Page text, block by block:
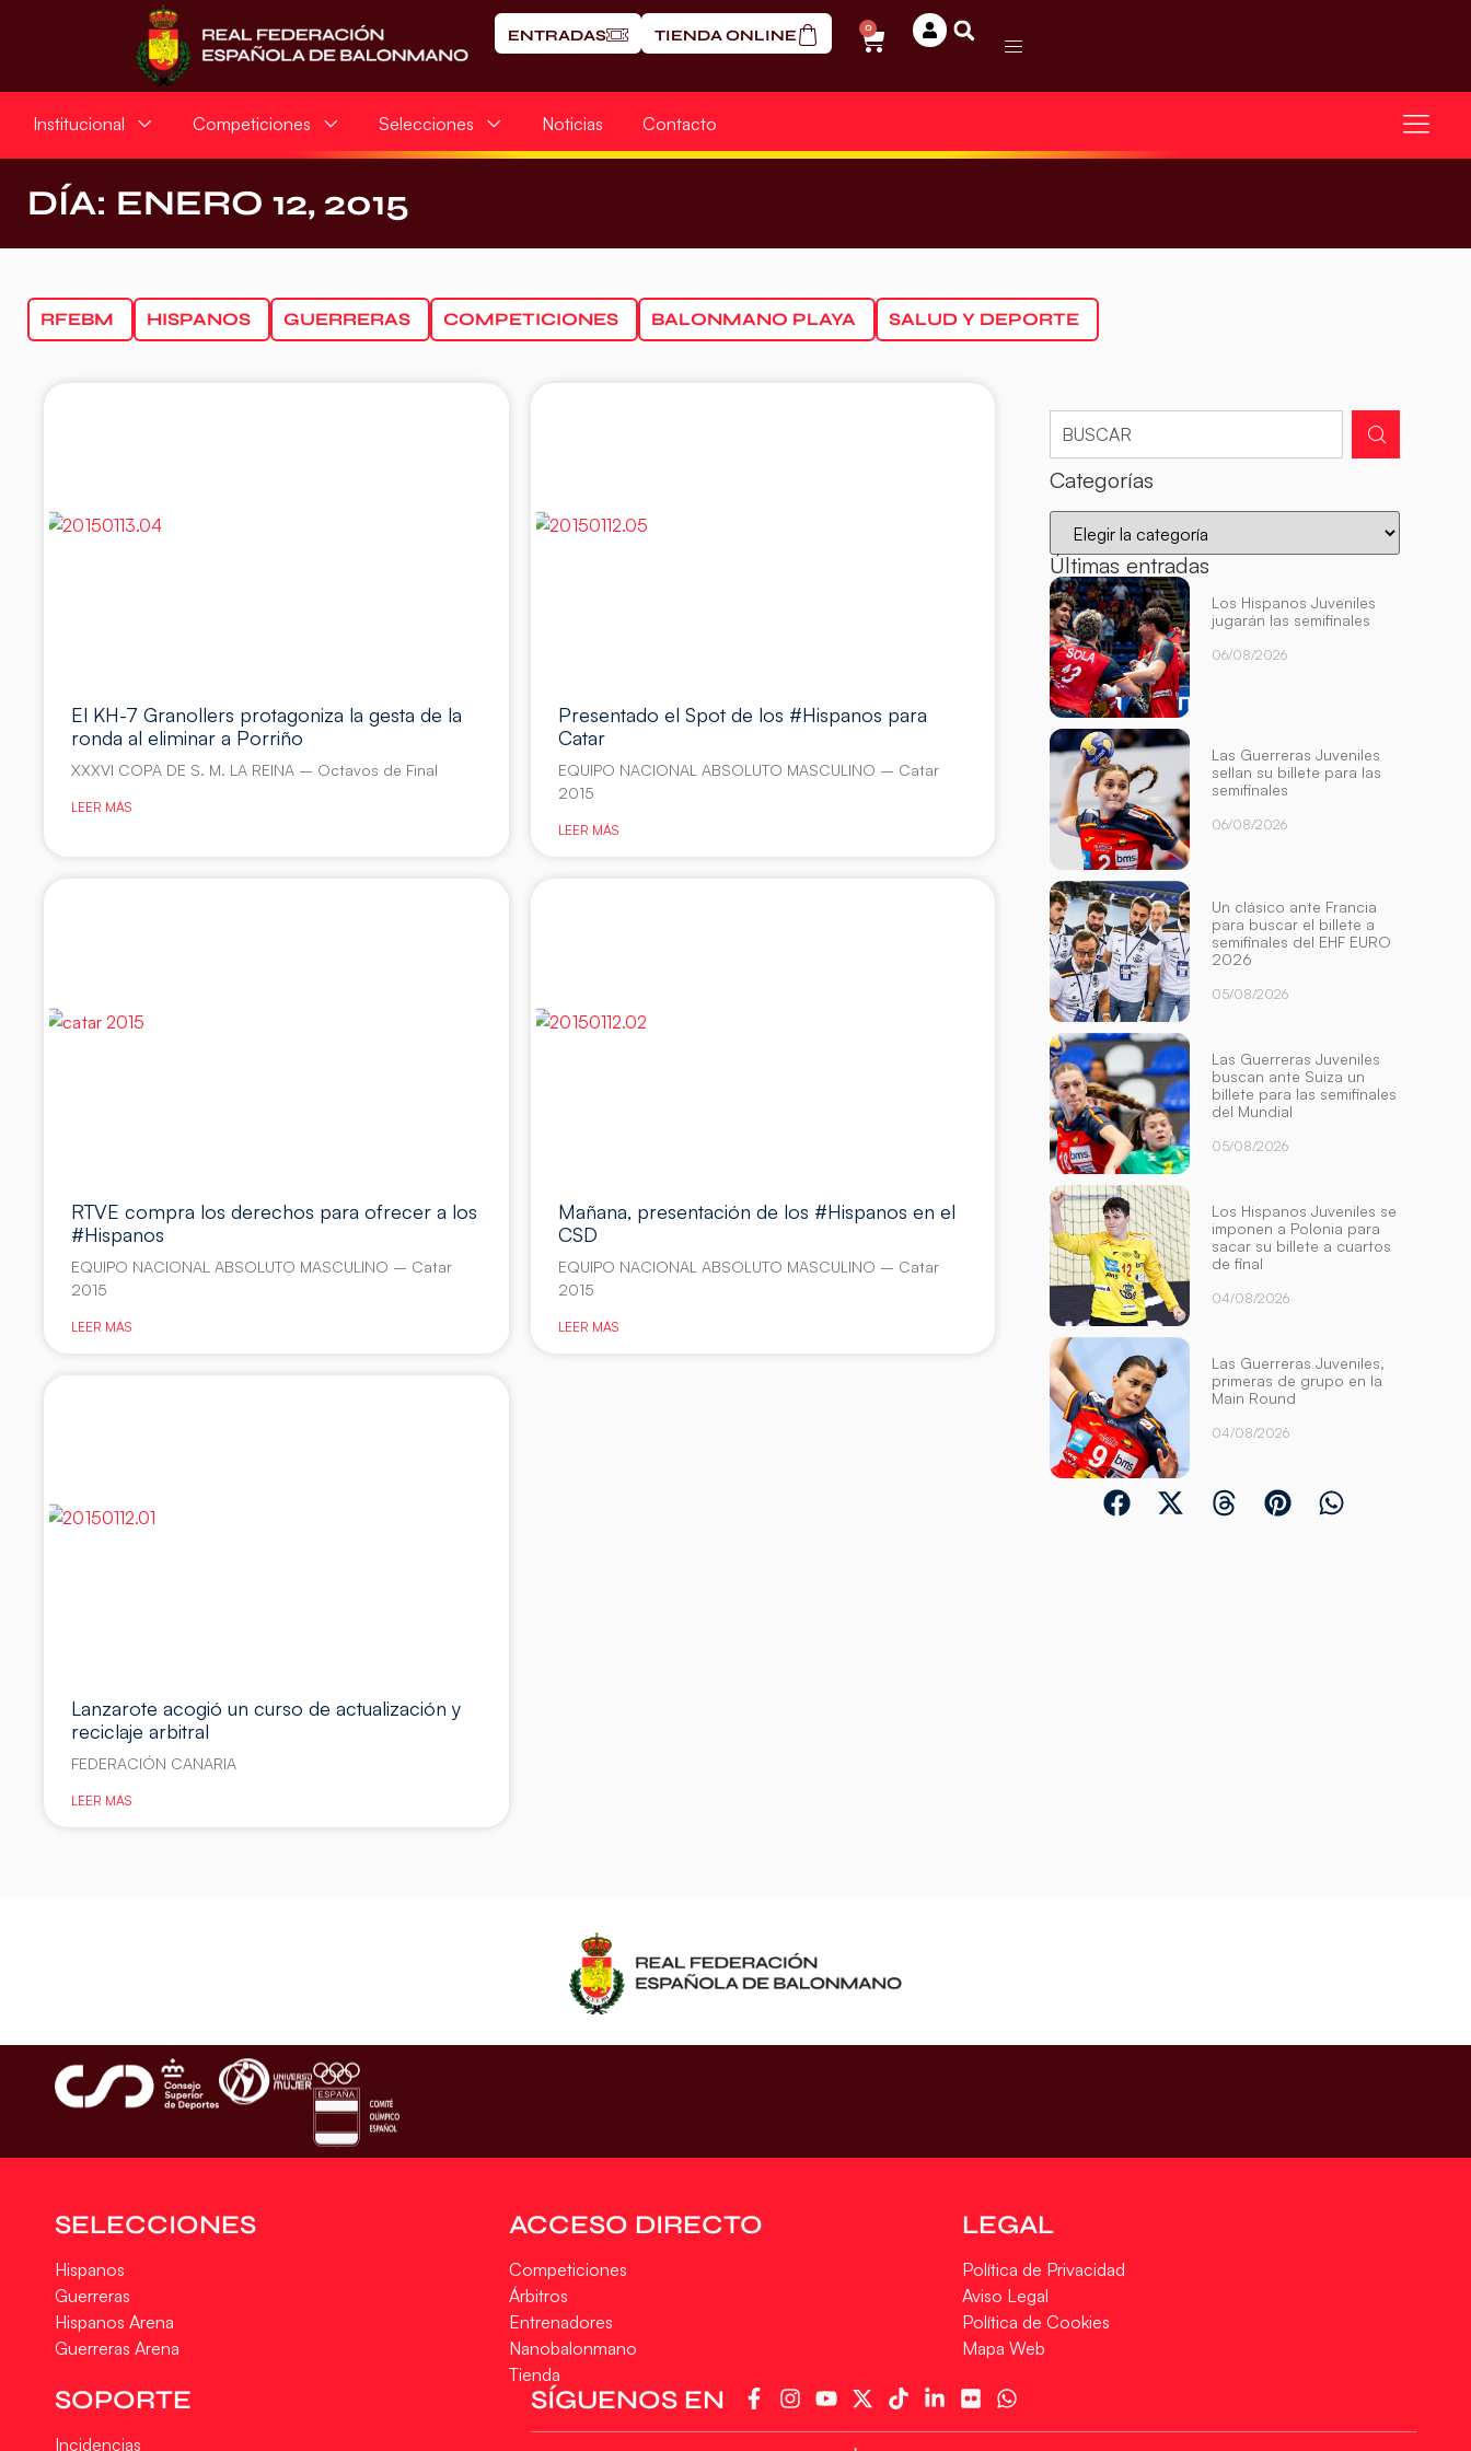
ENTRADAS TIENDA ONLINE 0
Institucional Competiciones Selecciones Noticias Contacto
DÍA: ENERO 12, 2015
RFEBM HISPANOS GUERRERAS COMPETICIONES BALONMANO PLAYA SALUD Y DEPORTE
El KH-7 Granollers protagoniza la gesta de la
ronda al eliminar a Porriño
XXXVI COPA DE S. M. LA REINA – Octavos de Final
LEER MÁS
Presentado el Spot de los #Hispanos para
Catar
EQUIPO NACIONAL ABSOLUTO MASCULINO – Catar
2015
LEER MÁS
RTVE compra los derechos para ofrecer a los
#Hispanos
EQUIPO NACIONAL ABSOLUTO MASCULINO – Catar
2015
LEER MÁS
Mañana, presentación de los #Hispanos en el
CSD
EQUIPO NACIONAL ABSOLUTO MASCULINO – Catar
2015
LEER MÁS
Lanzarote acogió un curso de actualización y
reciclaje arbitral
FEDERACIÓN CANARIA
LEER MÁS
Categorías
Últimas entradas
Los Hispanos Juveniles
jugarán las semifinales
06/08/2026
Las Guerreras Juveniles
sellan su billete para las
semifinales
06/08/2026
Un clásico ante Francia
para buscar el billete a
semifinales del EHF EURO
2026
05/08/2026
Las Guerreras Juveniles
buscan ante Suiza un
billete para las semifinales
del Mundial
05/08/2026
Los Hispanos Juveniles se
imponen a Polonia para
sacar su billete a cuartos
de final
04/08/2026
Las Guerreras Juveniles,
primeras de grupo en la
Main Round
04/08/2026
SELECCIONES
Hispanos
Guerreras
Hispanos Arena
Guerreras Arena
ACCESO DIRECTO
Competiciones
Árbitros
Entrenadores
Nanobalonmano
Tienda
LEGAL
Política de Privacidad
Aviso Legal
Política de Cookies
Mapa Web
SOPORTE
Incidencias
SÍGUENOS EN